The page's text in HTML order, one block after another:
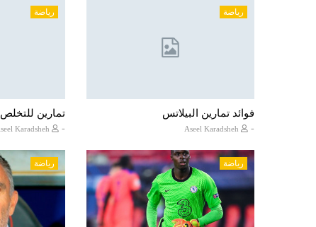
رياضة
فوائد تمارين البيلاتس
-
رياضة
تمارين
-
Aseel Karadsheh
رياضة رياضة